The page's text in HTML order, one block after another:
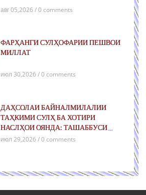
авг 05,2026 / 0 comments
ФАРҲАНГИ СУЛҲОФАРИИ ПЕШВОИ
МИЛЛАТ
июл 30,2026 / 0 comments
ДАҲСОЛАИ БАЙНАЛМИЛАЛИИ
ТАҲКИМИ СУЛҲ БА ХОТИРИ
НАСЛҲОИ ОЯНДА: ТАШАББУСИ
ҶАҲОНИИ ҶУМҲУРИИ ТОҶИКИСТОН
июл 29,2026 / 0 comments